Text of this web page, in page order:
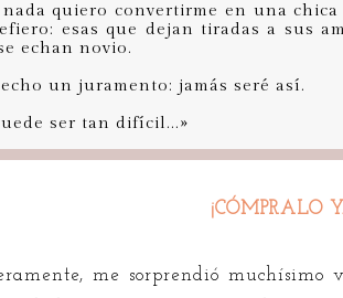
nada quiero convertirme en una chica
esas que dejan tiradas a sus
echan novio.
un juramento: jamás seré así.
ser tan difícil...»
¡CÓMPRALO
me sorprendió